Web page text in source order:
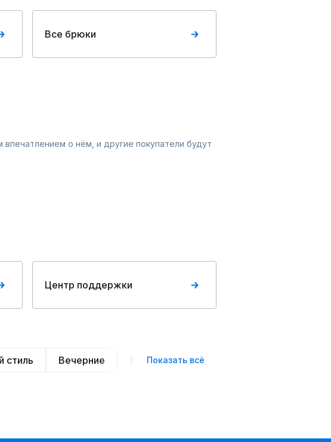
Все брюки
о нём, и другие покупатели будут
Центр поддержки
стиль Вечерние Классические
Показать всё